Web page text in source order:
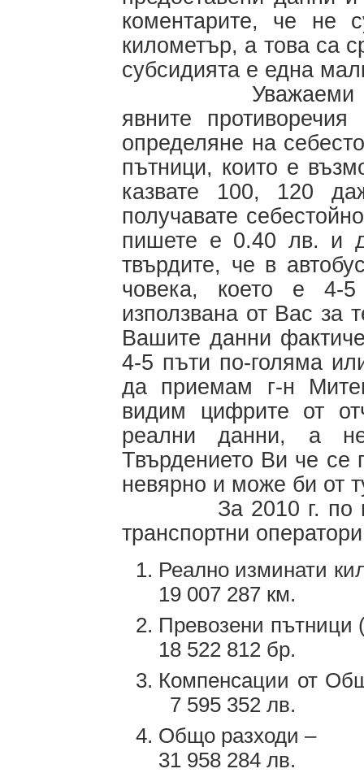
коментарите, че не
километър, а това са
субсидията е една
Уважаеми
явните
определяне на
пътници, които е
казвате 100, 120
получавате
пишете е 0.40 лв. и
твърдите, че в
човека, което е 4-
използвана от Вас за
Вашите данни
4-5 пъти по-голяма
да приемам г-н
видим цифрите от
реални данни, а
Твърдението Ви че се
невярно и може би от
За 2010 г. по
транспортни
Реално
19 007 287 км.
Превозени
18 522 812 бр.
Компенсации от
7 595 352 лв.
Общо
31 958 284 лв.